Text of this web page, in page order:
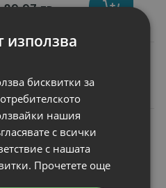
89.97 лв.
продукти
Консуматив Xerox
Standard toner
Yellow 2000 pages
използва
бисквитки за
нашия
с всички
с нашата
Прочетете още